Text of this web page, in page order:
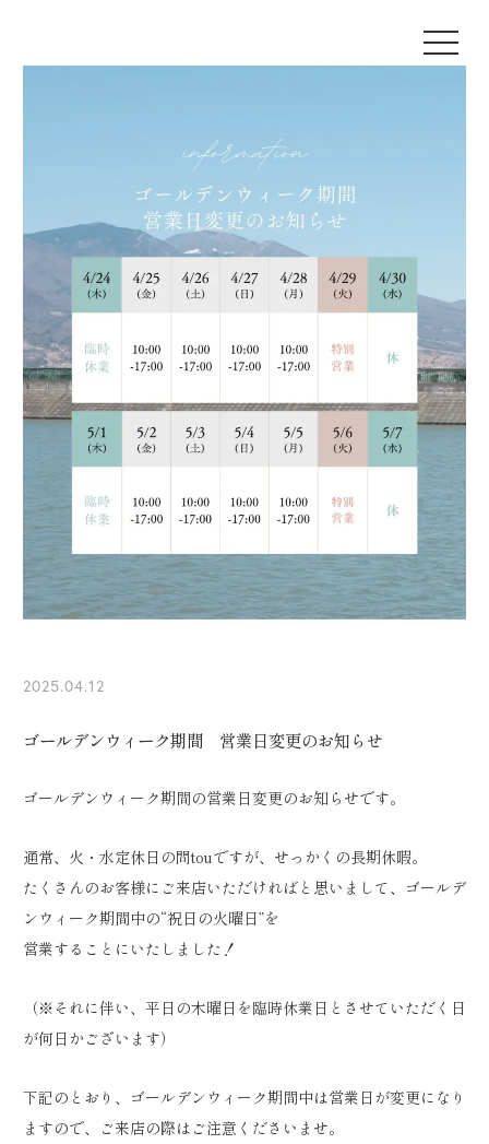
2025.04.12
ゴールデンウィーク期間 営業日変更のお知らせ
ゴールデンウィーク期間の営業日変更のお知らせです。
通常、火・水定休日の問touですが、せっかくの長期休暇。
たくさんのお客様にご来店いただければと思いまして、ゴールデ
ンウィーク期間中の“祝日の火曜日”を
営業することにいたしました！
（※それに伴い、平日の木曜日を臨時休業日とさせていただく日
が何日かございます）
下記のとおり、ゴールデンウィーク期間中は営業日が変更になり
ますので、ご来店の際はご注意くださいませ。